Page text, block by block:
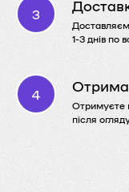
1-3 днів по
Отримуєте
після